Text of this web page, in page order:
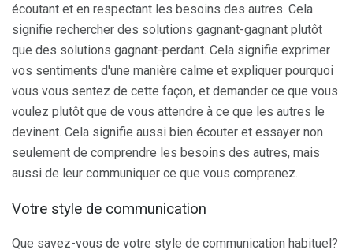
écoutant et en respectant les besoins des autres. Cela
signifie rechercher des solutions gagnant-gagnant plutôt
que des solutions gagnant-perdant. Cela signifie exprimer
vos sentiments d'une manière calme et expliquer pourquoi
vous vous sentez de cette façon, et demander ce que vous
voulez plutôt que de vous attendre à ce que les autres le
devinent. Cela signifie aussi bien écouter et essayer non
seulement de comprendre les besoins des autres, mais
aussi de leur communiquer ce que vous comprenez.
Votre style de communication
Que savez-vous de votre style de communication habituel?